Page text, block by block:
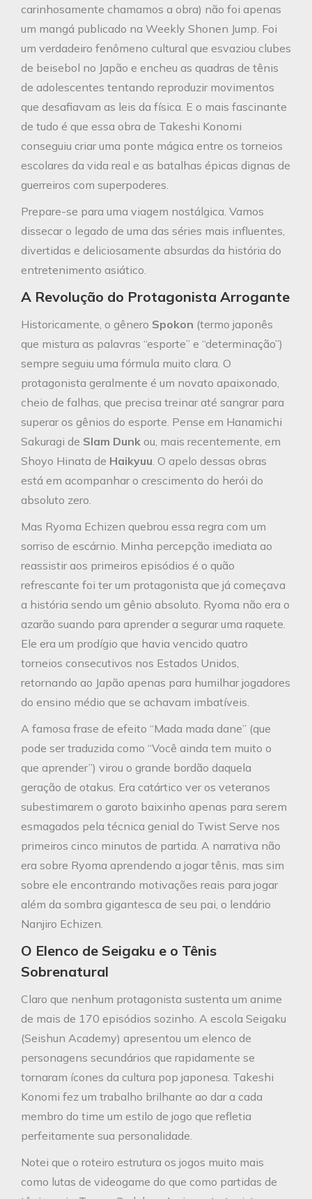
carinhosamente chamamos a obra) não foi apenas
um mangá publicado na Weekly Shonen Jump. Foi
um verdadeiro fenômeno cultural que esvaziou clubes
de beisebol no Japão e encheu as quadras de tênis
de adolescentes tentando reproduzir movimentos
que desafiavam as leis da física. E o mais fascinante
de tudo é que essa obra de Takeshi Konomi
conseguiu criar uma ponte mágica entre os torneios
escolares da vida real e as batalhas épicas dignas de
guerreiros com superpoderes.
Prepare-se para uma viagem nostálgica. Vamos
dissecar o legado de uma das séries mais influentes,
divertidas e deliciosamente absurdas da história do
entretenimento asiático.
A Revolução do Protagonista Arrogante
Historicamente, o gênero Spokon (termo japonês
que mistura as palavras “esporte” e “determinação”)
sempre seguiu uma fórmula muito clara. O
protagonista geralmente é um novato apaixonado,
cheio de falhas, que precisa treinar até sangrar para
superar os gênios do esporte. Pense em Hanamichi
Sakuragi de Slam Dunk ou, mais recentemente, em
Shoyo Hinata de Haikyuu. O apelo dessas obras
está em acompanhar o crescimento do herói do
absoluto zero.
Mas Ryoma Echizen quebrou essa regra com um
sorriso de escárnio. Minha percepção imediata ao
reassistir aos primeiros episódios é o quão
refrescante foi ter um protagonista que já começava
a história sendo um gênio absoluto. Ryoma não era o
azarão suando para aprender a segurar uma raquete.
Ele era um prodígio que havia vencido quatro
torneios consecutivos nos Estados Unidos,
retornando ao Japão apenas para humilhar jogadores
do ensino médio que se achavam imbatíveis.
A famosa frase de efeito “Mada mada dane” (que
pode ser traduzida como “Você ainda tem muito o
que aprender”) virou o grande bordão daquela
geração de otakus. Era catártico ver os veteranos
subestimarem o garoto baixinho apenas para serem
esmagados pela técnica genial do Twist Serve nos
primeiros cinco minutos de partida. A narrativa não
era sobre Ryoma aprendendo a jogar tênis, mas sim
sobre ele encontrando motivações reais para jogar
além da sombra gigantesca de seu pai, o lendário
Nanjiro Echizen.
O Elenco de Seigaku e o Tênis
Sobrenatural
Claro que nenhum protagonista sustenta um anime
de mais de 170 episódios sozinho. A escola Seigaku
(Seishun Academy) apresentou um elenco de
personagens secundários que rapidamente se
tornaram ícones da cultura pop japonesa. Takeshi
Konomi fez um trabalho brilhante ao dar a cada
membro do time um estilo de jogo que refletia
perfeitamente sua personalidade.
Notei que o roteiro estrutura os jogos muito mais
como lutas de videogame do que como partidas de